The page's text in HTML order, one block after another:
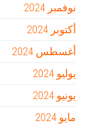
نوفمبر 2024
أكتوبر 2024
أغسطس 2024
يوليو 2024
يونيو 2024
مايو 2024